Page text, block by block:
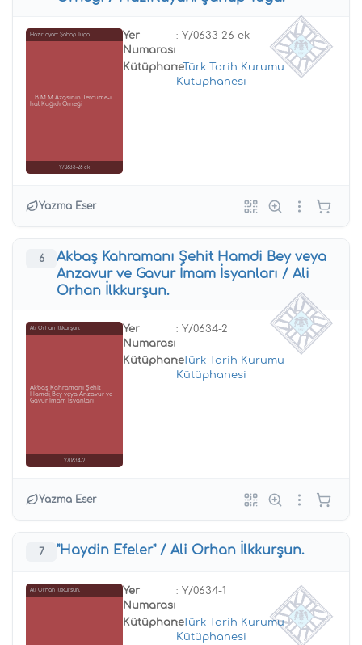
Hazırlayan: Şahap Tuga.
T.B.M.M Azasının Tercüme-i
hal Kağıdı Örneği
Y/0633-26 ek
Yer
Numarası
: Y/0633-26 ek
Kütüphane
:Türk Tarih Kurumu
Kütüphanesi
Yazma Eser
6
Akbaş Kahramanı Şehit Hamdi Bey veya
Anzavur ve Gavur İmam İsyanları / Ali
Orhan İlkkurşun.
Ali Orhan İlkkurşun.
Akbaş Kahramanı Şehit
Hamdi Bey veya Anzavur ve
Gavur İmam İsyanları
Y/0634-2
Yer
Numarası
: Y/0634-2
Kütüphane
:Türk Tarih Kurumu
Kütüphanesi
Yazma Eser
7 "Haydin Efeler" / Ali Orhan İlkkurşun.
Ali Orhan İlkkurşun.
Yer
Numarası
: Y/0634-1
Kütüphane
:Türk Tarih Kurumu
Kütüphanesi